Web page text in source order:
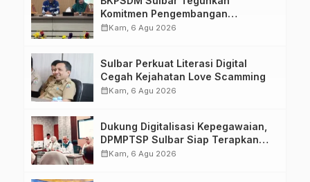
Komitmen Pengembangan
Kompetensi ASN melalui
calendar_monthKam, 6 Agu 2026
Sulbar Perkuat Literasi Digital
Cegah Kejahatan Love Scamming
calendar_monthKam, 6 Agu 2026
Dukung Digitalisasi Kepegawaian,
DPMPTSP Sulbar Siap Terapkan
Aplikasi FLEKSI ASN
calendar_monthKam, 6 Agu 2026